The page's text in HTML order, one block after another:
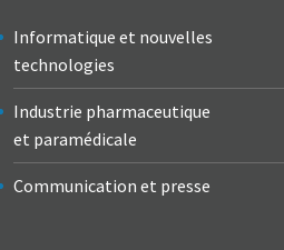
Informatique et nouvelles
technologies
Industrie pharmaceutique
et paramédicale
Communication et presse